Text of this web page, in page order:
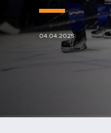
04.04.2025